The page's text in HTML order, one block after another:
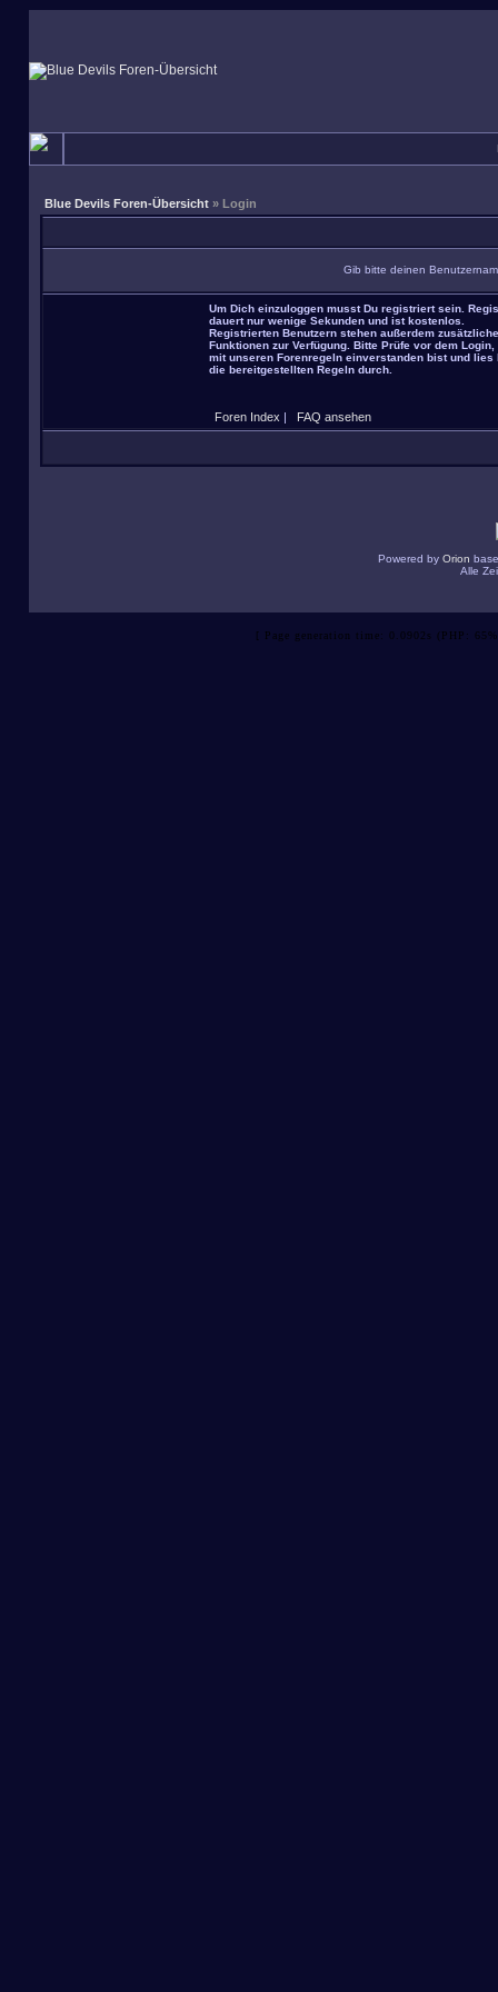
Blue Devils Foren-Übersicht » Login
Gib bitte deinen
Um Dich einzuloggen musst Du registriert sein.
dauert nur wenige Sekunden und ist kostenlos.
Registrierten Benutzern stehen außerdem zusätzliche
Funktionen zur Verfügung. Bitte Prüfe vor dem Login,
mit unseren Forenregeln einverstanden bist und lies
die bereitgestellten Regeln durch.
Foren Index | FAQ ansehen
Powered by Orion
Alle
[ Page generation time: 0.0902s (PHP: